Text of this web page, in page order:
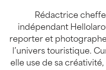
Rédactrice
indépendant
reporter et
l’univers touristique.
elle use de sa